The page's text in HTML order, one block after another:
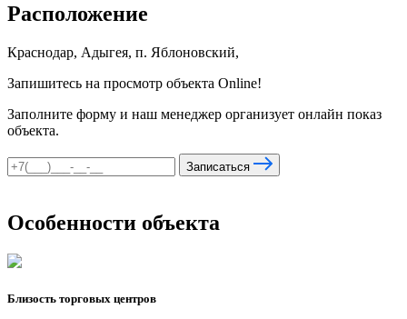
Расположение
Краснодар, Адыгея, п. Яблоновский,
Запишитесь на просмотр объекта Online!
Заполните форму и наш менеджер организует онлайн показ
объекта.
Записаться
Особенности объекта
Близость торговых центров